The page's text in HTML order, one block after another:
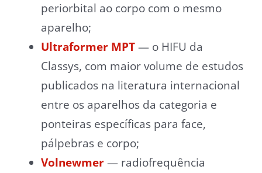
periorbital ao corpo com o mesmo
aparelho;
Ultraformer MPT — o HIFU da
Classys, com maior volume de estudos
publicados na literatura internacional
entre os aparelhos da categoria e
ponteiras específicas para face,
pálpebras e corpo;
Volnewmer — radiofrequência